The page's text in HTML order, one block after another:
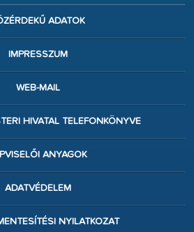
ADATOK
IMPRESSZUM
WEB-MAIL
HIVATAL TELEFONKÖNYVE
ANYAGOK
ADATVÉDELEM
NYILATKOZAT